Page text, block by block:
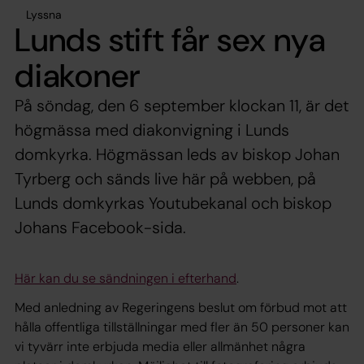
Lyssna
Lunds stift får sex nya
diakoner
På söndag, den 6 september klockan 11, är det
högmässa med diakonvigning i Lunds
domkyrka. Högmässan leds av biskop Johan
Tyrberg och sänds live här på webben, på
Lunds domkyrkas Youtubekanal och biskop
Johans Facebook-sida.
Här kan du se sändningen i efterhand.
Med anledning av Regeringens beslut om förbud mot att
hålla offentliga tillställningar med fler än 50 personer kan
vi tyvärr inte erbjuda media eller allmänhet några